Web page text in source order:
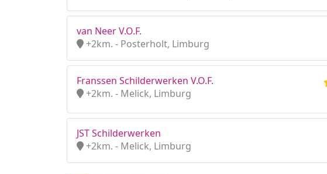
van Neer V.O.F.
+2km. - Posterholt, Limburg
Franssen Schilderwerken V.O.F.
+2km. - Melick, Limburg
JST Schilderwerken
+2km. - Melick, Limburg